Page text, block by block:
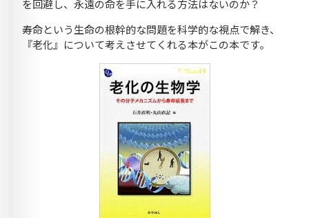
を回避し、永遠の命を手に入れる方法はないのか？
寿命という生命の根幹的な問題を科学的な視点で解き、
『老化』について考えさせてくれる本がこの本です。